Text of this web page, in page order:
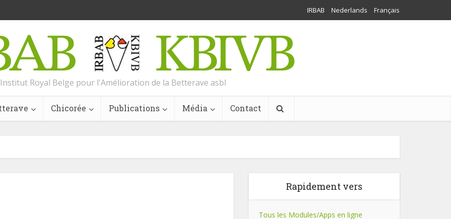
IRBAB Nederlands Français
Institut Royal Belge pour l'Amélioration de la Betterave asbl
Chicorée Publications Média Contact
Rapidement vers
Tous les Modules/Apps en ligne